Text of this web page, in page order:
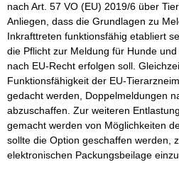
nach Art. 57 VO (EU) 2019/6 über
Anliegen, dass die Grundlagen zu
Inkrafttreten funktionsfähig etabliert
die Pflicht zur Meldung für Hunde
nach EU-Recht erfolgen soll.
Funktionsfähigkeit der EU-
gedacht werden, Doppelmeldungen
abzuschaffen. Zur weiteren
gemacht werden von Möglichkeiten
sollte die Option geschaffen werden,
elektronischen Packungsbeilage